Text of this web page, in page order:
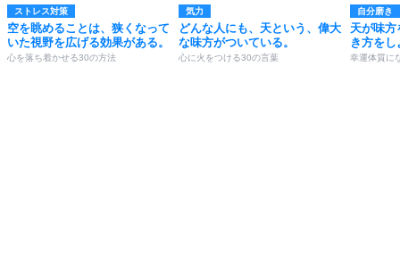
ストレス対策
空を眺めることは、狭くなって
いた視野を広げる効果がある。
心を落ち着かせる30の方法
気力
どんな人にも、天という、偉大
な味方がついている。
心に火をつける30の言葉
自分磨き
天が味
き方をし
幸運体質に